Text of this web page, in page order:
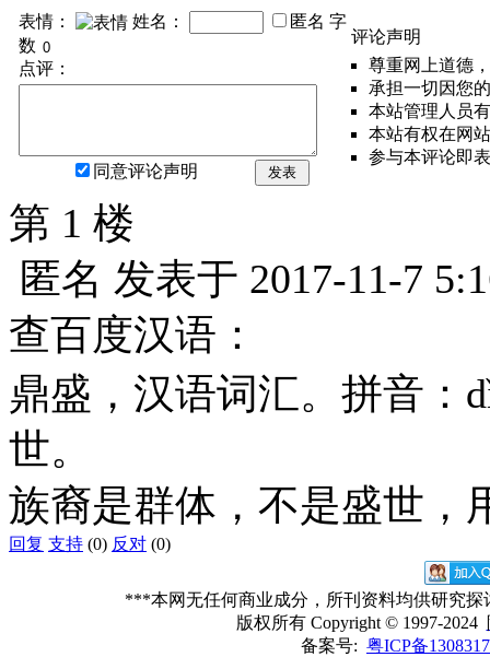
表情： 姓名： 匿名 字
数
点评：
同意评论声明 发表
评论声明
尊重网上道德
承担一切因您
本站管理人员
本站有权在网
参与本评论即
第 1 楼
匿名 发表于 2017-11-7
查百度汉语：
鼎盛，汉语词汇。拼音：
世。
族裔是群体，不是盛世，
回复 支持 (0) 反对 (0)
***本网无任何商业成分，所刊资料均供研究
版权所有 Copyright © 1997-2024
备案号: 粤ICP备